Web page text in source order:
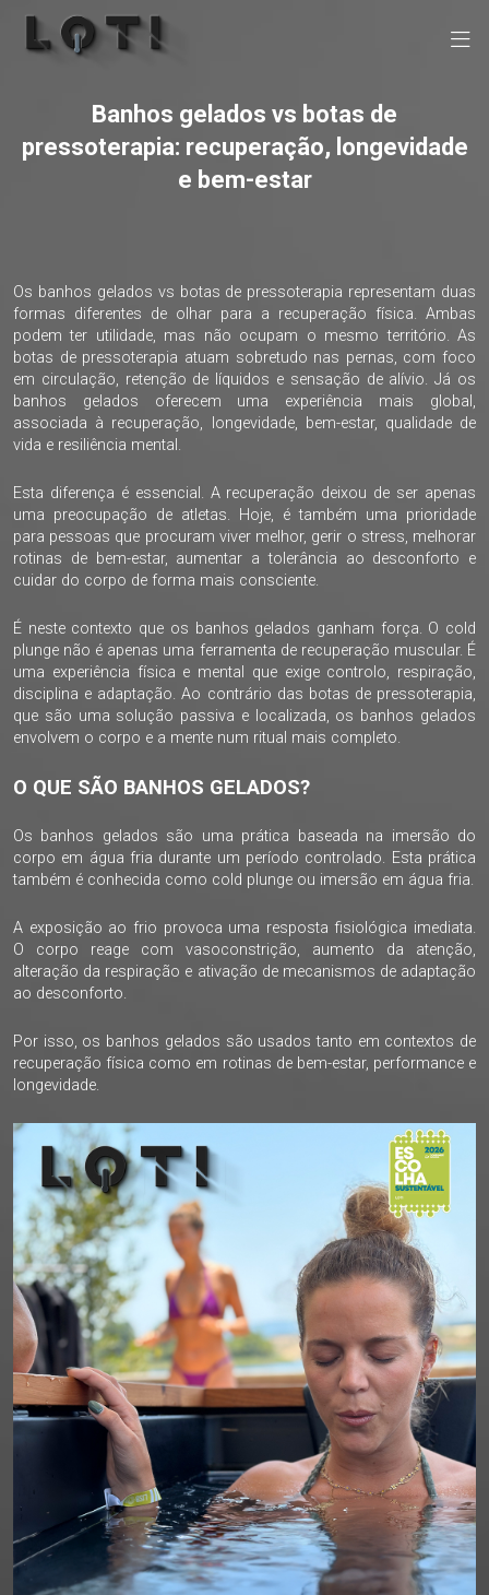
Banhos gelados vs botas de
pressoterapia: recuperação, longevidade
e bem-estar
Os banhos gelados vs botas de pressoterapia representam duas
formas diferentes de olhar para a recuperação física. Ambas
podem ter utilidade, mas não ocupam o mesmo território. As
botas de pressoterapia atuam sobretudo nas pernas, com foco
em circulação, retenção de líquidos e sensação de alívio. Já os
banhos gelados oferecem uma experiência mais global,
associada à recuperação, longevidade, bem-estar, qualidade de
vida e resiliência mental.
Esta diferença é essencial. A recuperação deixou de ser apenas
uma preocupação de atletas. Hoje, é também uma prioridade
para pessoas que procuram viver melhor, gerir o stress, melhorar
rotinas de bem-estar, aumentar a tolerância ao desconforto e
cuidar do corpo de forma mais consciente.
É neste contexto que os banhos gelados ganham força. O cold
plunge não é apenas uma ferramenta de recuperação muscular. É
uma experiência física e mental que exige controlo, respiração,
disciplina e adaptação. Ao contrário das botas de pressoterapia,
que são uma solução passiva e localizada, os banhos gelados
envolvem o corpo e a mente num ritual mais completo.
O QUE SÃO BANHOS GELADOS?
Os banhos gelados são uma prática baseada na imersão do
corpo em água fria durante um período controlado. Esta prática
também é conhecida como cold plunge ou imersão em água fria.
A exposição ao frio provoca uma resposta fisiológica imediata.
O corpo reage com vasoconstrição, aumento da atenção,
alteração da respiração e ativação de mecanismos de adaptação
ao desconforto.
Por isso, os banhos gelados são usados tanto em contextos de
recuperação física como em rotinas de bem-estar, performance e
longevidade.